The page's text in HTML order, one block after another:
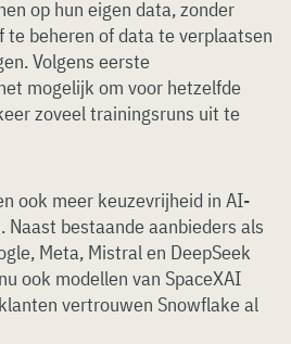
op hun eigen data, zonder
te beheren of data te verplaatsen
Volgens eerste
mogelijk om voor hetzelfde
zoveel trainingsruns uit te
ook meer keuzevrijheid in AI-
Naast bestaande aanbieders als
Meta, Mistral en DeepSeek
ook modellen van SpaceXAI
vertrouwen Snowflake al